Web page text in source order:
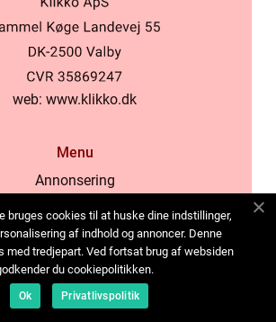
web: www.klikko.dk
Menu
Annonsering
Cookies
Kontakta oss
Sitemap
bruges cookies til at huske dine indstillinger,
af indhold og annoncer. Denne
med tredjepart. Ved fortsat brug af websiden
du cookiepolitikken.
Ok Privatlivspolitik